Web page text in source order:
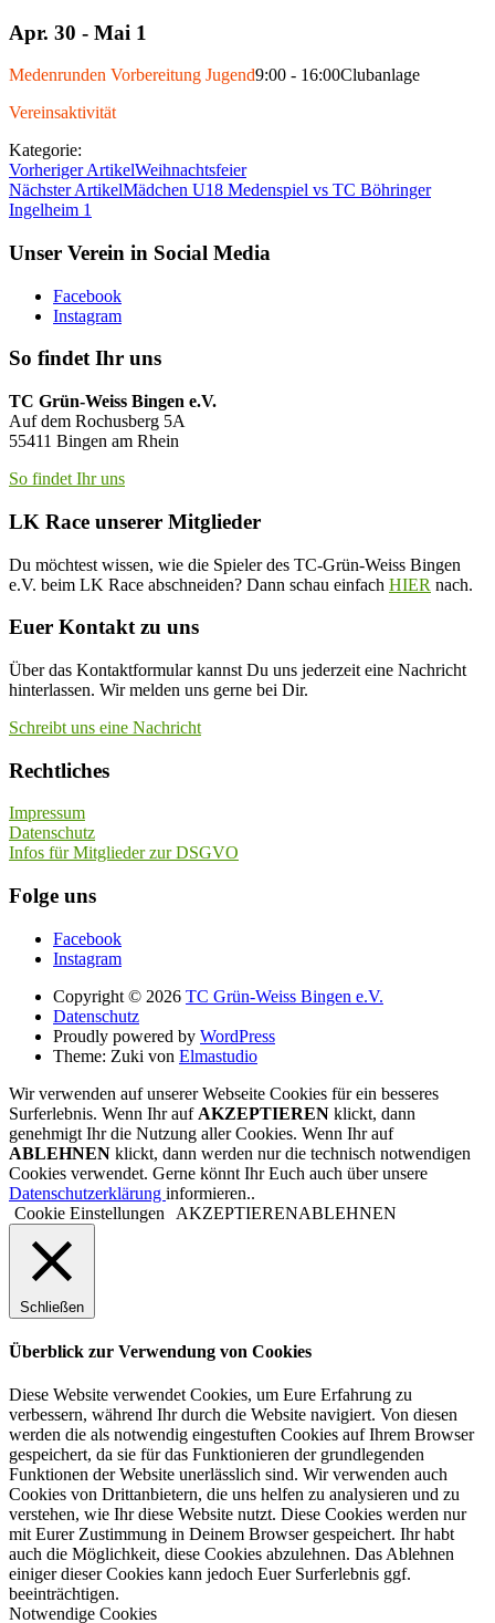
Apr. 30 - Mai 1
Medenrunden Vorbereitung Jugend9:00 - 16:00Clubanlage
Vereinsaktivität
Kategorie:
Vorheriger ArtikelWeihnachtsfeier
Nächster ArtikelMädchen U18 Medenspiel vs TC Böhringer
Ingelheim 1
Unser Verein in Social Media
Facebook
Instagram
So findet Ihr uns
TC Grün-Weiss Bingen e.V.
Auf dem Rochusberg 5A
55411 Bingen am Rhein
So findet Ihr uns
LK Race unserer Mitglieder
Du möchtest wissen, wie die Spieler des TC-Grün-Weiss Bingen
e.V. beim LK Race abschneiden? Dann schau einfach HIER nach.
Euer Kontakt zu uns
Über das Kontaktformular kannst Du uns jederzeit eine Nachricht
hinterlassen. Wir melden uns gerne bei Dir.
Schreibt uns eine Nachricht
Rechtliches
Impressum
Datenschutz
Infos für Mitglieder zur DSGVO
Folge uns
Facebook
Instagram
Copyright © 2026 TC Grün-Weiss Bingen e.V.
Datenschutz
Proudly powered by WordPress
Theme: Zuki von Elmastudio
Wir verwenden auf unserer Webseite Cookies für ein besseres
Surferlebnis. Wenn Ihr auf AKZEPTIEREN klickt, dann
genehmigt Ihr die Nutzung aller Cookies. Wenn Ihr auf
ABLEHNEN klickt, dann werden nur die technisch notwendigen
Cookies verwendet. Gerne könnt Ihr Euch auch über unsere
Datenschutzerklärung informieren..
Cookie Einstellungen
AKZEPTIERENABLEHNEN
Schließen
Überblick zur Verwendung von Cookies
Diese Website verwendet Cookies, um Eure Erfahrung zu
verbessern, während Ihr durch die Website navigiert. Von diesen
werden die als notwendig eingestuften Cookies auf Ihrem Browser
gespeichert, da sie für das Funktionieren der grundlegenden
Funktionen der Website unerlässlich sind. Wir verwenden auch
Cookies von Drittanbietern, die uns helfen zu analysieren und zu
verstehen, wie Ihr diese Website nutzt. Diese Cookies werden nur
mit Eurer Zustimmung in Deinem Browser gespeichert. Ihr habt
auch die Möglichkeit, diese Cookies abzulehnen. Das Ablehnen
einiger dieser Cookies kann jedoch Euer Surferlebnis ggf.
beeinträchtigen.
Notwendige Cookies